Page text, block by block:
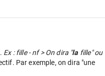
. Ex : fille - nf > On dira "la fille" ou
Par exemple, on dira "une